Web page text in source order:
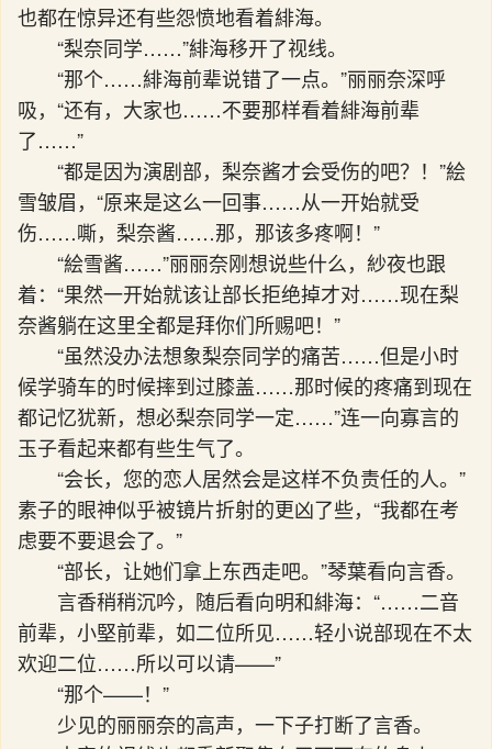
也都在惊异还有些怨愤地看着緋海。
“梨奈同学……”緋海移开了视线。
“那个……緋海前辈说错了一点。”丽丽奈深呼
吸，“还有，大家也……不要那样看着緋海前辈
了……”
“都是因为演剧部，梨奈酱才会受伤的吧？！”絵
雪皱眉，“原来是这么一回事……从一开始就受
伤……嘶，梨奈酱……那，那该多疼啊！”
“絵雪酱……”丽丽奈刚想说些什么，紗夜也跟
着：“果然一开始就该让部长拒绝掉才对……现在梨
奈酱躺在这里全都是拜你们所赐吧！”
“虽然没办法想象梨奈同学的痛苦……但是小时
候学骑车的时候摔到过膝盖……那时候的疼痛到现在
都记忆犹新，想必梨奈同学一定……”连一向寡言的
玉子看起来都有些生气了。
“会长，您的恋人居然会是这样不负责任的人。”
素子的眼神似乎被镜片折射的更凶了些，“我都在考
虑要不要退会了。”
“部长，让她们拿上东西走吧。”琴葉看向言香。
言香稍稍沉吟，随后看向明和緋海：“……二音
前辈，小堅前辈，如二位所见……轻小说部现在不太
欢迎二位……所以可以请——”
“那个——！”
少见的丽丽奈的高声，一下子打断了言香。